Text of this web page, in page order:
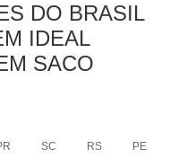
DO BRASIL
IDEAL
SACO
SC RS PE